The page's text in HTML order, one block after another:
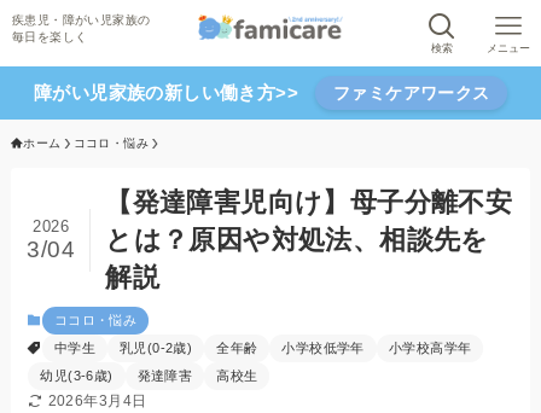
検索 メニュー
障がい児家族の新しい働き方>> ファミケアワークス
ホーム ココロ・悩み
【発達障害児向け】母子分離不安
とは？原因や対処法、相談先を
解説
2026
3/04
ココロ・悩み
中学生
乳児(0-2歳) 全年齢 小学校低学年
小学校高学年
幼児(3-6歳)
発達障害 高校生
2026年3月4日